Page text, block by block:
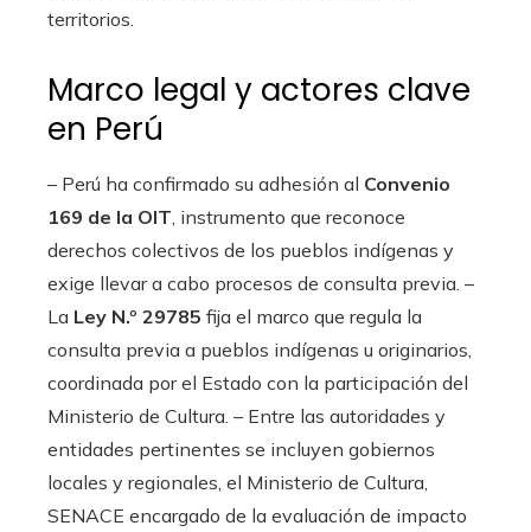
territorios.
Marco legal y actores clave
en Perú
– Perú ha confirmado su adhesión al Convenio
169 de la OIT, instrumento que reconoce
derechos colectivos de los pueblos indígenas y
exige llevar a cabo procesos de consulta previa. –
La Ley N.º 29785 fija el marco que regula la
consulta previa a pueblos indígenas u originarios,
coordinada por el Estado con la participación del
Ministerio de Cultura. – Entre las autoridades y
entidades pertinentes se incluyen gobiernos
locales y regionales, el Ministerio de Cultura,
SENACE encargado de la evaluación de impacto